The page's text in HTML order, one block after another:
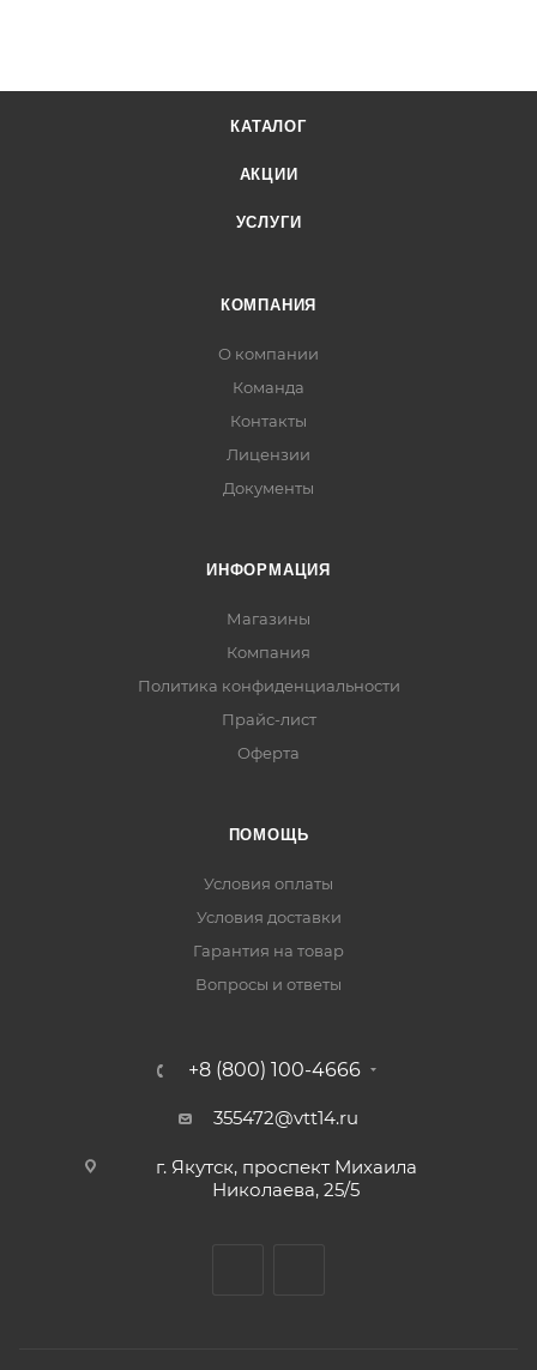
КАТАЛОГ
АКЦИИ
УСЛУГИ
КОМПАНИЯ
О компании
Команда
Контакты
Лицензии
Документы
ИНФОРМАЦИЯ
Магазины
Компания
Политика конфиденциальности
Прайс-лист
Оферта
ПОМОЩЬ
Условия оплаты
Условия доставки
Гарантия на товар
Вопросы и ответы
+8 (800) 100-4666
355472@vtt14.ru
г. Якутск, проспект Михаила
Николаева, 25/5